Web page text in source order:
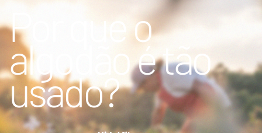
Por que o
algodão é tão
usado?